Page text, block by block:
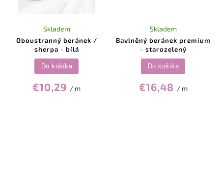
Oboustranný beránek /
sherpa - bílá
Skladem
€10,29 / m
Do košíka
Bavlněný beránek premium
- starozelený
Skladem
€16,48 / m
Do košíka